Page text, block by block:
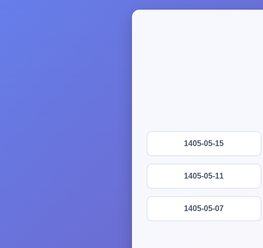
1405-05-15
1405-05-11
1405-05-07